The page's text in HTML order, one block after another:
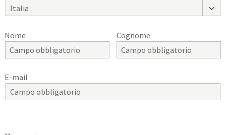
Italia
Nome Cognome
E-mail